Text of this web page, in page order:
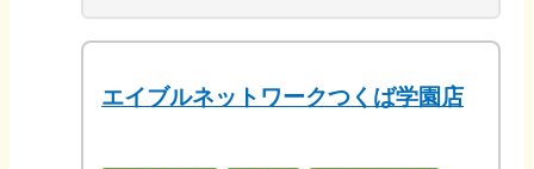
エイブルネットワークつくば学園店